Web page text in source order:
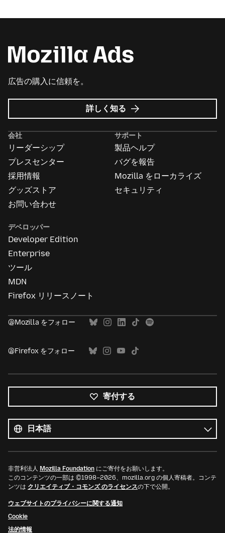
広告の購入に信頼を。
Mozilla
広
詳しく知る
会社
リーダーシップ
プレスセンター
採用情報
グッズストア
お問い合わせ
サポート
製品ヘルプ
バグを報告
Mozilla をローカライズ
セキュリティ
デベロッパー
Developer Edition
Enterprise
ツール
MDN
Firefox リリースノート
@Mozilla をフォロー
@Firefox をフォロー
寄付する
べ
て
の
言
言
語
非営利法人 Mozilla Foundation にご寄付をお願いします。
このコンテンツの一部は ©1998–2026、mozilla.org の個人寄稿者。コンテ
ンツは クリエイティブ・コモンズ のライセンスの下で公開。
ウェブサイトのプライバシーに関する通知
Cookie
法的情報